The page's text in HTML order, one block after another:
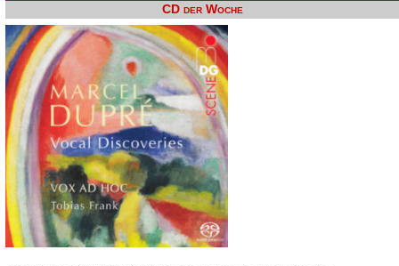
CD der Woche